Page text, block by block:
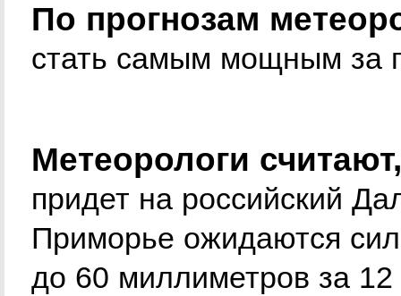
По прогнозам
стать самым мощным за
Метеорологи
придет на российский
Приморье ожидаются
до 60 миллиметров за 12